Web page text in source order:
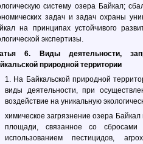
систему озера Байкал;
задач и задач охраны
на принципах устойчивого
экспертизы.
6. Виды деятельности,
природной территории
1. На Байкальской природной
виды деятельности, при
воздействие на уникальную
химическое загрязнение озера
площади, связанное со
использованием пестицидов,